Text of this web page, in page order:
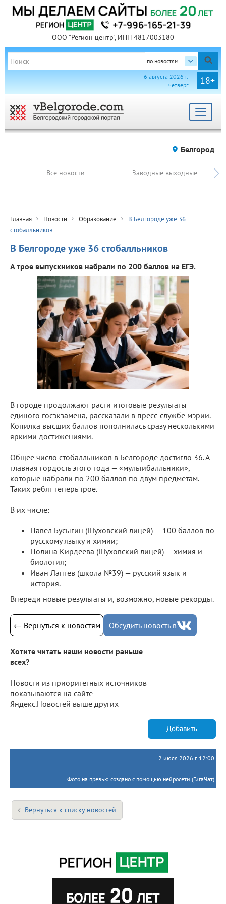
ООО "Регион центр", ИНН 4817003180
по новостям
18+
6 августа 2026 г.
четверг
Toggle
Белгород
Все новости Заводные выходные
Главная Новости Образование
В Белгороде уже 36
стобалльников
В Белгороде уже 36 стобалльников
А трое выпускников набрали по 200 баллов на ЕГЭ.
В городе продолжают расти итоговые результаты
единого госэкзамена, рассказали в пресс-службе мэрии.
Копилка высших баллов пополнилась сразу несколькими
яркими достижениями.
Общее число стобалльников в Белгороде достигло 36. А
главная гордость этого года — «мультибалльники»,
которые набрали по 200 баллов по двум предметам.
Таких ребят теперь трое.
В их числе:
Павел Бусыгин (Шуховский лицей) — 100 баллов по
русскому языку и химии;
Полина Кирдеева (Шуховский лицей) — химия и
биология;
Иван Лаптев (школа №39) — русский язык и
история.
Впереди новые результаты и, возможно, новые рекорды.
← Вернуться к новостям Обсудить новость в
Хотите читать наши новости раньше
всех?
Новости из приоритетных источников
показываются на сайте
Яндекс.Новостей выше других
Добавить
2 июля 2026 г. 12:00
Фото на превью создано с помощью нейросети (ГигаЧат)
Вернуться к списку новостей